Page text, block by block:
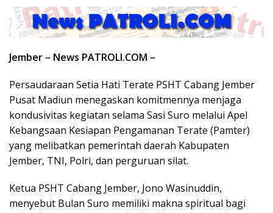
Jember – News PATROLI.COM –
Persaudaraan Setia Hati Terate PSHT Cabang Jember
Pusat Madiun menegaskan komitmennya menjaga
kondusivitas kegiatan selama Sasi Suro melalui Apel
Kebangsaan Kesiapan Pengamanan Terate (Pamter)
yang melibatkan pemerintah daerah Kabupaten
Jember, TNI, Polri, dan perguruan silat.
Ketua PSHT Cabang Jember, Jono Wasinuddin,
menyebut Bulan Suro memiliki makna spiritual bagi